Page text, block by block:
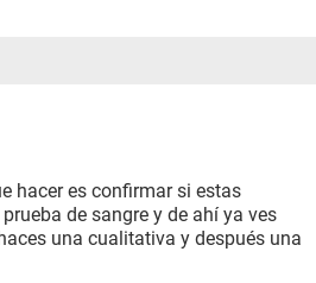
hacer es confirmar si estas
de sangre y de ahí ya ves
una cualitativa y después una